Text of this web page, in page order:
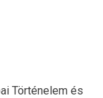
Történelem és